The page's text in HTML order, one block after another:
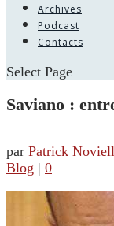
Archives
Podcast
Contacts
Select Page
Saviano :
par Patrick
Blog | 0